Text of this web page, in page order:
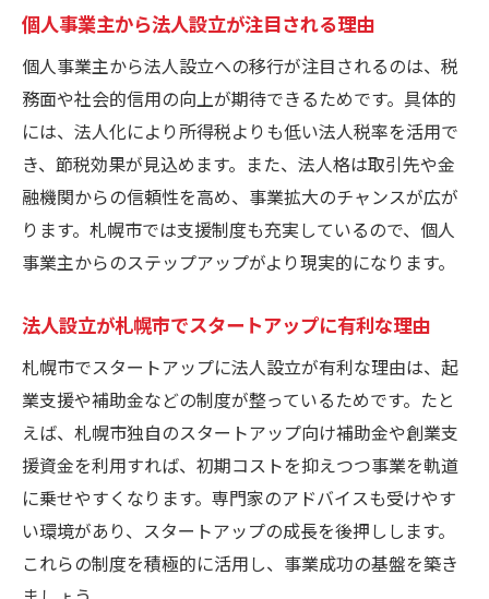
札幌市創業支援資金と法人設立の相性を解
法人設立後に活用したい札幌市の助成金制
度
女性起業家向け法人設立と補助金獲得ポイ
ント
法人設立で飲食店開業時に使える補助制度
紹介
個人事業主が法人設立で得る税務上のメリ
ット
札幌市で法人設立へ移行する際の注意点
法人設立により資産とリスクを分離する効
果
札幌市で法人化することで信用力を高める
方法
法人設立で個人事業主が受けられる支援内
個人事業主から法人設立が注目される理由
個人事業主から法人設立への移行が注目されるのは、税
務面や社会的信用の向上が期待できるためです。具体的
には、法人化により所得税よりも低い法人税率を活用で
き、節税効果が見込めます。また、法人格は取引先や金
融機関からの信頼性を高め、事業拡大のチャンスが広が
ります。札幌市では支援制度も充実しているので、個人
事業主からのステップアップがより現実的になります。
法人設立が札幌市でスタートアップに有利な理由
札幌市でスタートアップに法人設立が有利な理由は、起
業支援や補助金などの制度が整っているためです。たと
えば、札幌市独自のスタートアップ向け補助金や創業支
援資金を利用すれば、初期コストを抑えつつ事業を軌道
に乗せやすくなります。専門家のアドバイスも受けやす
い環境があり、スタートアップの成長を後押しします。
これらの制度を積極的に活用し、事業成功の基盤を築き